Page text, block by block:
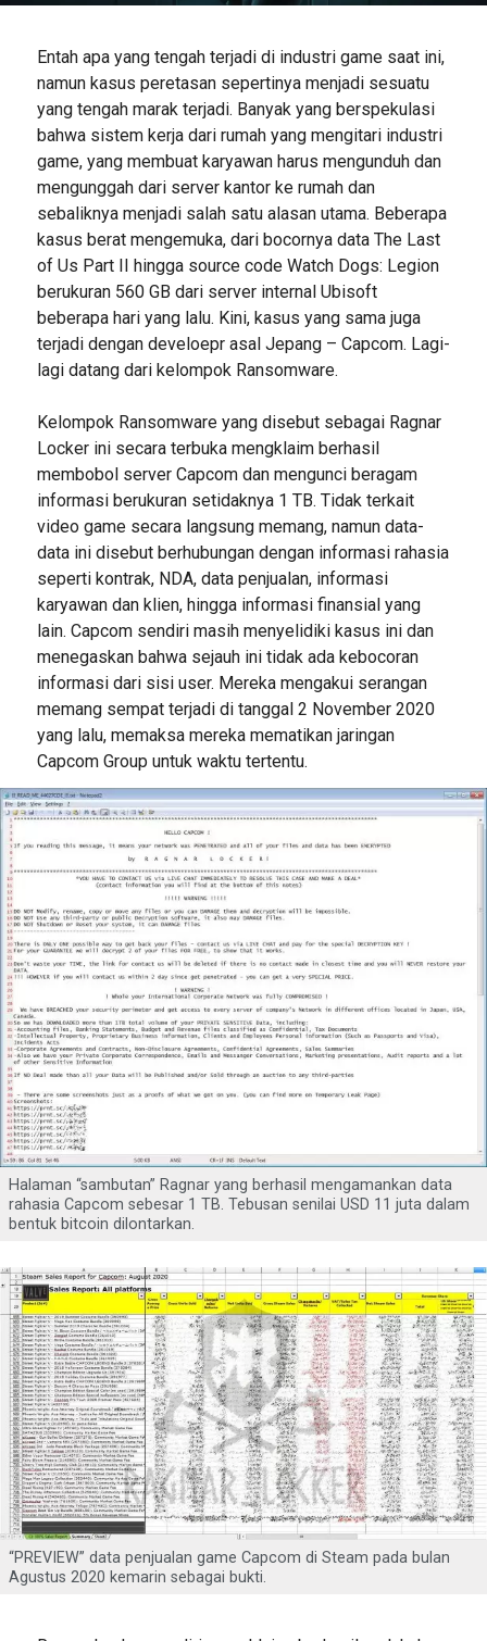
Entah apa yang tengah terjadi di industri game saat ini,
namun kasus peretasan sepertinya menjadi sesuatu
yang tengah marak terjadi. Banyak yang berspekulasi
bahwa sistem kerja dari rumah yang mengitari industri
game, yang membuat karyawan harus mengunduh dan
mengunggah dari server kantor ke rumah dan
sebaliknya menjadi salah satu alasan utama. Beberapa
kasus berat mengemuka, dari bocornya data The Last
of Us Part II hingga source code Watch Dogs: Legion
berukuran 560 GB dari server internal Ubisoft
beberapa hari yang lalu. Kini, kasus yang sama juga
terjadi dengan develoepr asal Jepang – Capcom. Lagi-
lagi datang dari kelompok Ransomware.
Kelompok Ransomware yang disebut sebagai Ragnar
Locker ini secara terbuka mengklaim berhasil
membobol server Capcom dan mengunci beragam
informasi berukuran setidaknya 1 TB. Tidak terkait
video game secara langsung memang, namun data-
data ini disebut berhubungan dengan informasi rahasia
seperti kontrak, NDA, data penjualan, informasi
karyawan dan klien, hingga informasi finansial yang
lain. Capcom sendiri masih menyelidiki kasus ini dan
menegaskan bahwa sejauh ini tidak ada kebocoran
informasi dari sisi user. Mereka mengakui serangan
memang sempat terjadi di tanggal 2 November 2020
yang lalu, memaksa mereka mematikan jaringan
Capcom Group untuk waktu tertentu.
Halaman “sambutan” Ragnar yang berhasil mengamankan data
rahasia Capcom sebesar 1 TB. Tebusan senilai USD 11 juta dalam
bentuk bitcoin dilontarkan.
“PREVIEW” data penjualan game Capcom di Steam pada bulan
Agustus 2020 kemarin sebagai bukti.